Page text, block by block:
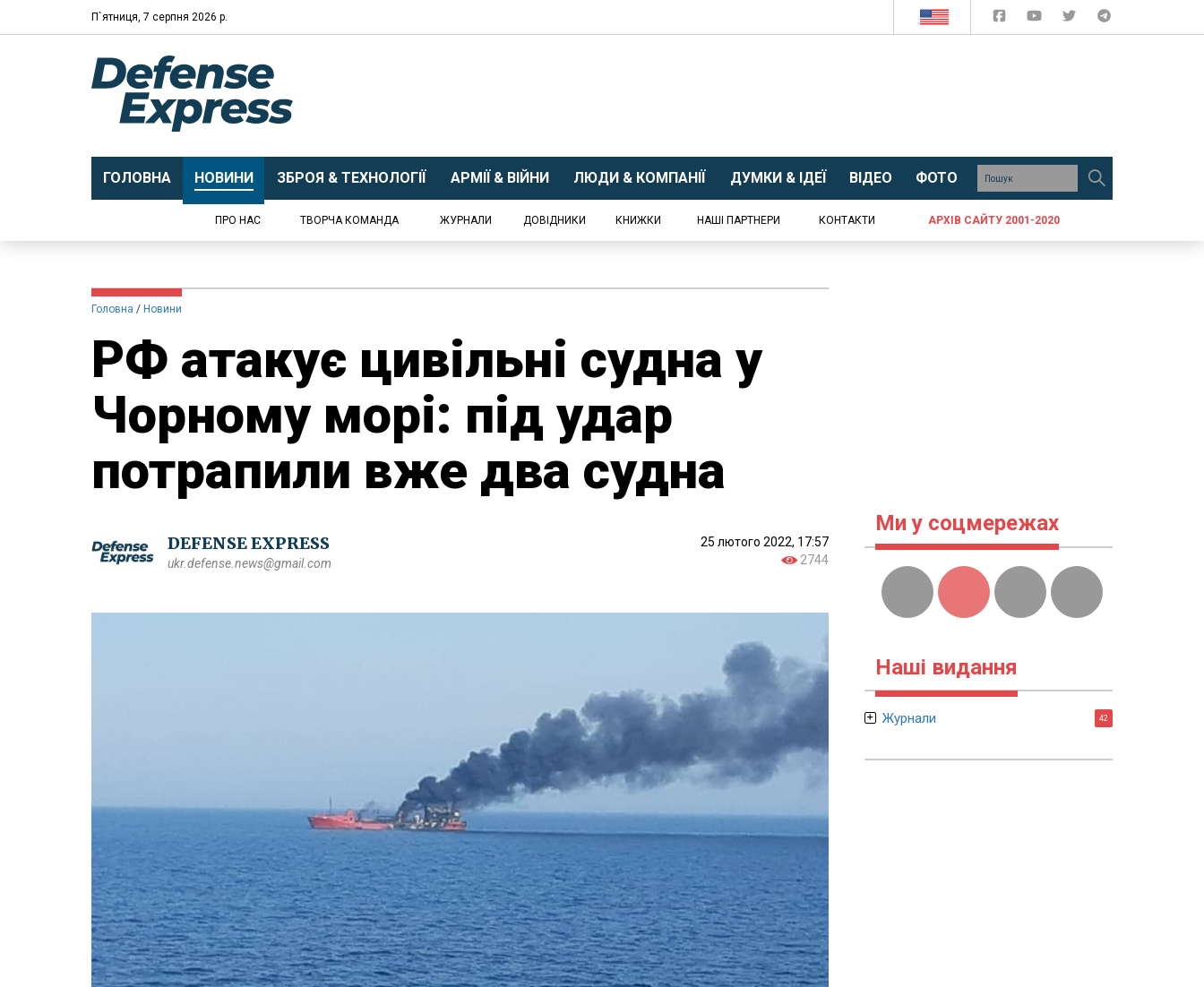
П`ятниця, 7 серпня 2026 р.
ГОЛОВНА НОВИНИ ЗБРОЯ & ТЕХНОЛОГІЇ АРМІЇ & ВІЙНИ ЛЮДИ & КОМПАНІЇ ДУМКИ & ІДЕЇ ВІДЕО ФОТО
ПРО НАС ТВОРЧА КОМАНДА ЖУРНАЛИ ДОВІДНИКИ КНИЖКИ НАШІ ПАРТНЕРИ КОНТАКТИ АРХІВ САЙТУ 2001-2020
Головна Новини
РФ атакує цивільні судна у
Чорному морі: під удар
потрапили вже два судна
DEFENSE EXPRESS
ukr.defense.news@gmail.com
25 лютого 2022, 17:57
2744
Ми у соцмережах
Наші видання
Журнали 42